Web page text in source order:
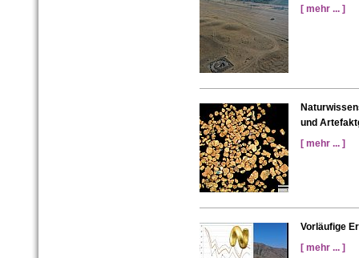
[ mehr ... ]
und
[ mehr ... ]
Vorläufige
[ mehr ... ]